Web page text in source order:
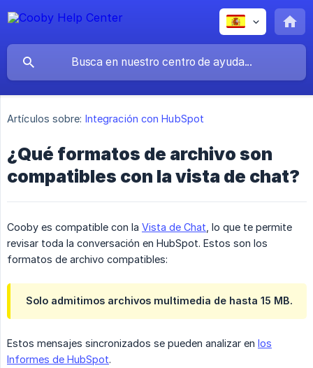
Artículos sobre: Integración con HubSpot
¿Qué formatos de archivo son
compatibles con la vista de chat?
Cooby es compatible con la Vista de Chat , lo que te permite
revisar toda la conversación en HubSpot. Estos son los
formatos de archivo compatibles:
Solo admitimos archivos multimedia de hasta 15 MB.
Estos mensajes sincronizados se pueden analizar en los
Informes de HubSpot.